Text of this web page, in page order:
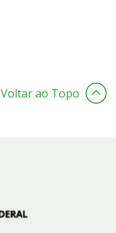
Voltar ao Topo